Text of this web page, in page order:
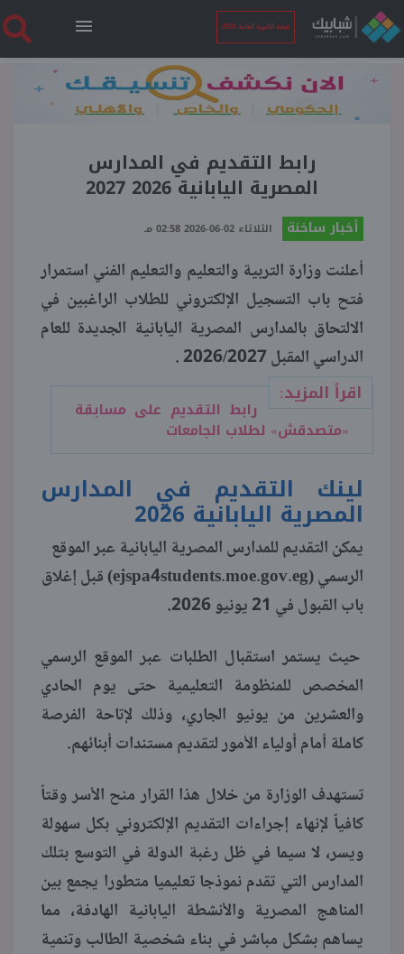
نتيجة الثانوية العامة 2026
الرئيسية
نتيجة الثانوية العامة 2026
فنجان قهوة
بوابة الطلبة
ملفات
منوعات
رابط التقديم في المدارس
المصرية اليابانية 2026 2027
أخبار ساخنة الثلاثاء 02-06-2026 02:58 مـ
أعلنت وزارة التربية والتعليم والتعليم الفني استمرار
فتح باب التسجيل الإلكتروني للطلاب الراغبين في
الالتحاق بالمدارس المصرية اليابانية الجديدة للعام
الدراسي المقبل 2026/2027 .
اقرأ المزيد:
رابط التقديم على مسابقة
«متصدقش» لطلاب الجامعات
لينك التقديم في المدارس
المصرية اليابانية 2026
يمكن التقديم للمدارس المصرية اليابانية عبر الموقع
الرسمي (ejspa4students.moe.gov.eg) قبل إغلاق
باب القبول في 21 يونيو 2026.
حيث يستمر استقبال الطلبات عبر الموقع الرسمي
المخصص للمنظومة التعليمية حتى يوم الحادي
والعشرين من يونيو الجاري، وذلك لإتاحة الفرصة
كاملة أمام أولياء الأمور لتقديم مستندات أبنائهم.
تستهدف الوزارة من خلال هذا القرار منح الأسر وقتاً
كافياً لإنهاء إجراءات التقديم الإلكتروني بكل سهولة
ويسر، لا سيما في ظل رغبة الدولة في التوسع بتلك
المدارس التي تقدم نموذجا تعليميا متطورا يجمع بين
المناهج المصرية والأنشطة اليابانية الهادفة، مما
يساهم بشكل مباشر في بناء شخصية الطالب وتنمية